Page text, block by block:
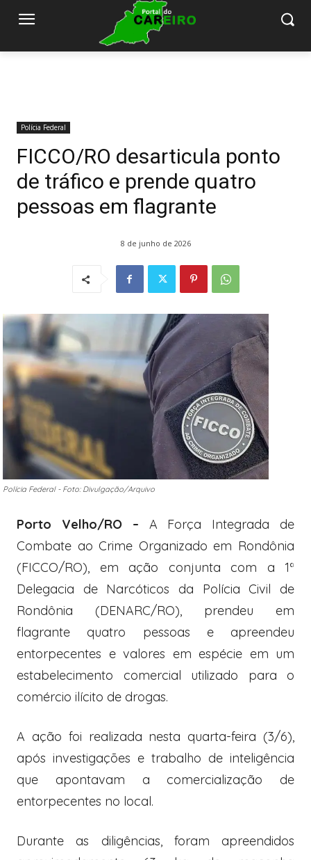
Polícia Federal
FICCO/RO desarticula ponto
de tráfico e prende quatro
pessoas em flagrante
8 de junho de 2026
Polícia Federal - Foto: Divulgação/Arquivo
Porto Velho/RO – A Força Integrada de
Combate ao Crime Organizado em Rondônia
(FICCO/RO), em ação conjunta com a 1ª
Delegacia de Narcóticos da Polícia Civil de
Rondônia (DENARC/RO), prendeu em
flagrante quatro pessoas e apreendeu
entorpecentes e valores em espécie em um
estabelecimento comercial utilizado para o
comércio ilícito de drogas.
A ação foi realizada nesta quarta-feira (3/6),
após investigações e trabalho de inteligência
que apontavam a comercialização de
entorpecentes no local.
Durante as diligências, foram apreendidos